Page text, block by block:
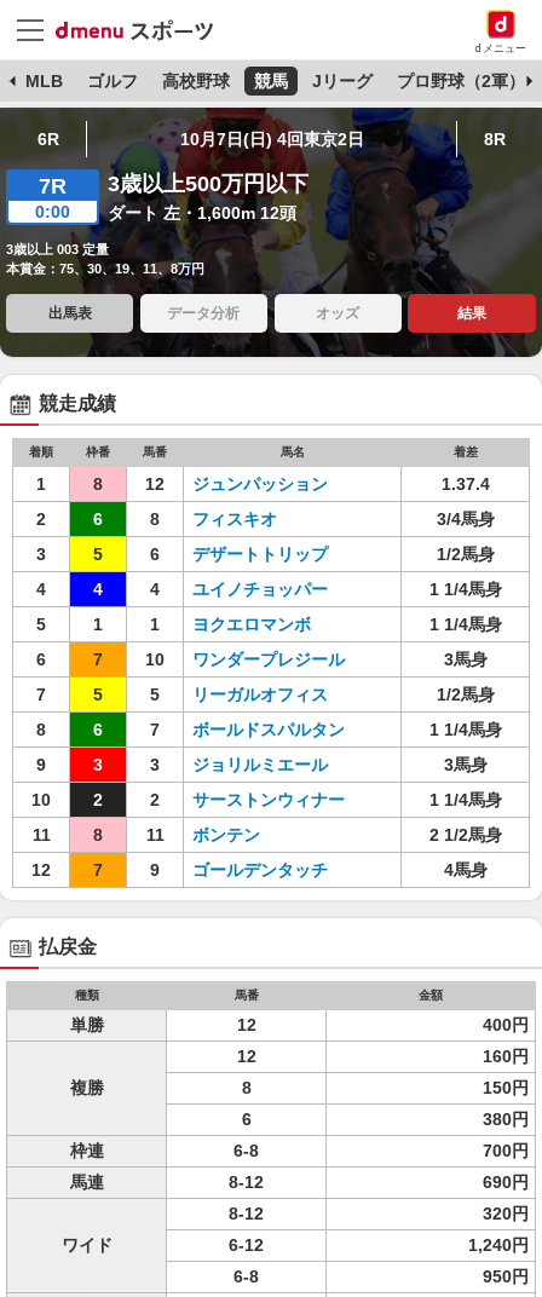
dメニュー
MLB ゴルフ 高校野球 競馬 Jリーグ プロ野球（2軍）
6R 10月7日(日) 4回東京2日 8R
7R
0:00
3歳以上500万円以下
ダート 左・1,600m 12頭
3歳以上 003 定量
本賞金：75、30、19、11、8万円
出馬表 データ分析 オッズ 結果
競走成績
着順 枠番 馬番 馬名 着差
1 8 12 ジュンパッション
1.37.4
2
6 8 フィスキオ
3/4馬身
3
5 6 デザートトリップ
1/2馬身
4
4 4 ユイノチョッパー
1 1/4馬身
5
1 1 ヨクエロマンボ
1 1/4馬身
6
7 10 ワンダープレジール
3馬身
7
5 5 リーガルオフィス
1/2馬身
8
6 7 ボールドスパルタン
1 1/4馬身
9
3 3 ジョリルミエール
3馬身
10
2 2 サーストンウィナー
1 1/4馬身
11
8 11 ボンテン
2 1/2馬身
12
7 9 ゴールデンタッチ 4馬身
払戻金
種類 馬番 金額
単勝 12 400円
複勝
12
160円
8
150円
6
380円
枠連
6-8
700円
馬連
8-12 690円
ワイド
8-12
320円
6-12
1,240円
6-8
950円